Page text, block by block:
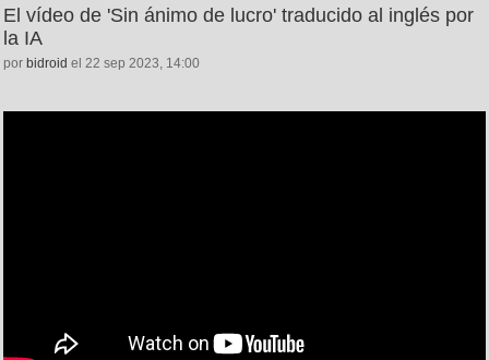
El vídeo de 'Sin ánimo de lucro' traducido al inglés por
la IA
por bidroid el 22 sep 2023, 14:00